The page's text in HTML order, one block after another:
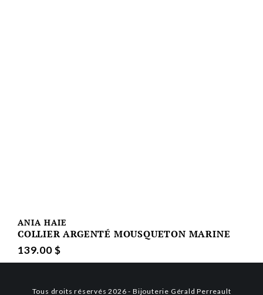
ANIA HAIE
COLLIER ARGENTÉ MOUSQUETON MARINE
139.00 $
Tous droits réservés 2026 - Bijouterie Gérald Perreault